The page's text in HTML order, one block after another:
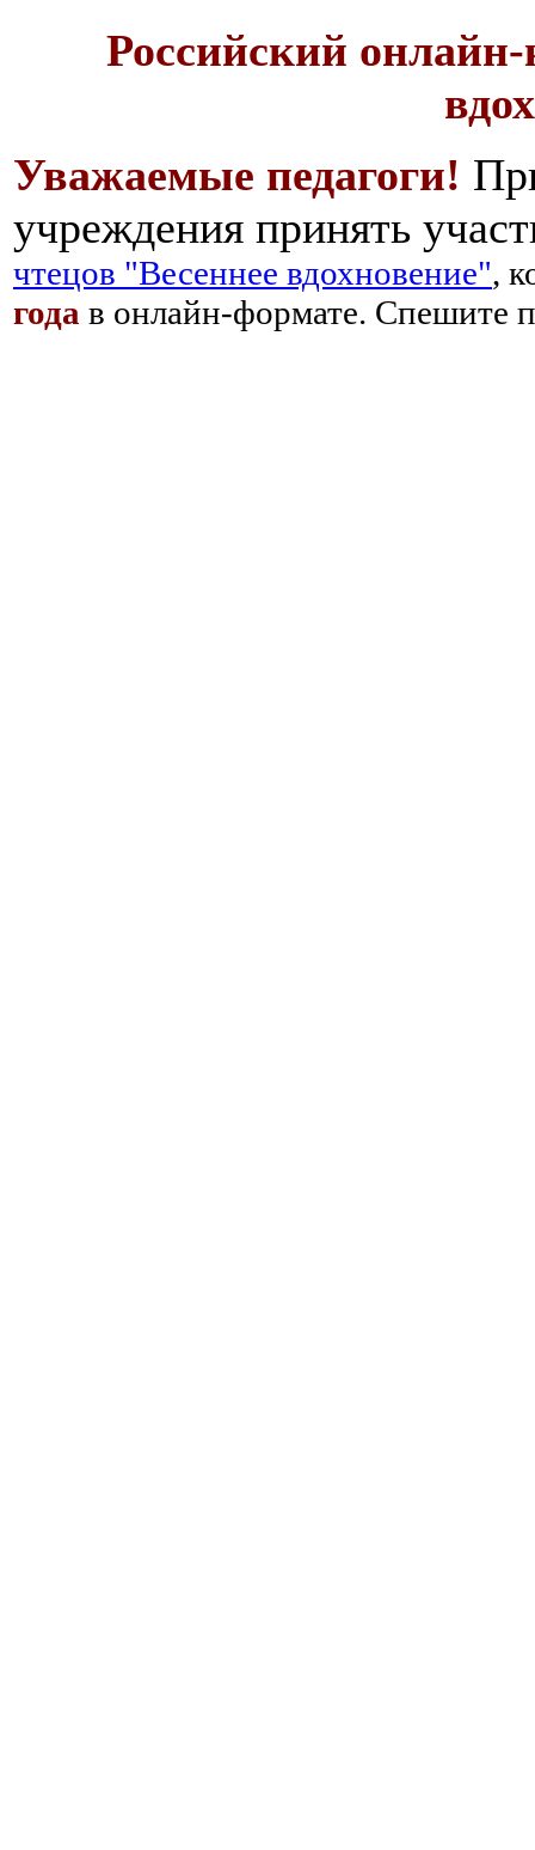
Российский
Уважаемые педагоги!
учреждения принять
чтецов "Весеннее вдохновение",
года в онлайн-формате. Спешите